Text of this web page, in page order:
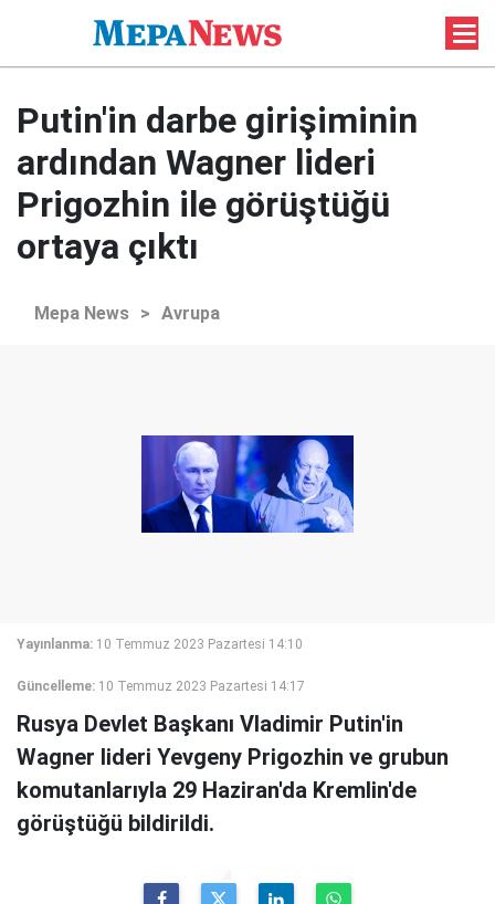
Putin'in darbe girişiminin
ardından Wagner lideri
Prigozhin ile görüştüğü
ortaya çıktı
Mepa News > Avrupa
Yayınlanma: 10 Temmuz 2023 Pazartesi 14:10
Güncelleme: 10 Temmuz 2023 Pazartesi 14:17
Rusya Devlet Başkanı Vladimir Putin'in
Wagner lideri Yevgeny Prigozhin ve grubun
komutanlarıyla 29 Haziran'da Kremlin'de
görüştüğü bildirildi.